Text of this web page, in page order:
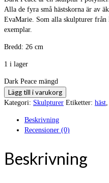
Alla de fyra små hästskorna är av
EvaMarie. Som alla skulpturer från
exemplar.
Bredd: 26 cm
1 i lager
Dark Peace mängd
Lägg till i varukorg
Kategori: Skulpturer Etiketter: häst
Beskrivning
Recensioner (0)
Beskrivning